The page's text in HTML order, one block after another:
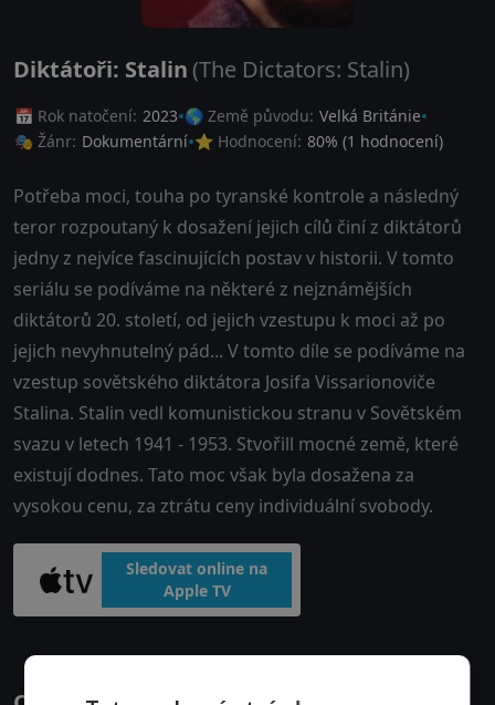
Diktátoři: Stalin (The Dictators: Stalin)
📅 Rok natočení: 2023 🌎 Země původu: Velká Británie
🎭 Žánr: Dokumentární ⭐ Hodnocení: 80% (1 hodnocení)
Potřeba moci, touha po tyranské kontrole a následný
teror rozpoutaný k dosažení jejich cílů činí z diktátorů
jedny z nejvíce fascinujících postav v historii. V tomto
seriálu se podíváme na některé z nejznámějších
diktátorů 20. století, od jejich vzestupu k moci až po
jejich nevyhnutelný pád... V tomto díle se podíváme na
vzestup sovětského diktátora Josifa Vissarionoviče
Stalina. Stalin vedl komunistickou stranu v Sovětském
svazu v letech 1941 - 1953. Stvořill mocné země, které
existují dodnes. Tato moc však byla dosažena za
vysokou cenu, za ztrátu ceny individuální svobody.
Sledovat online na
Apple TV